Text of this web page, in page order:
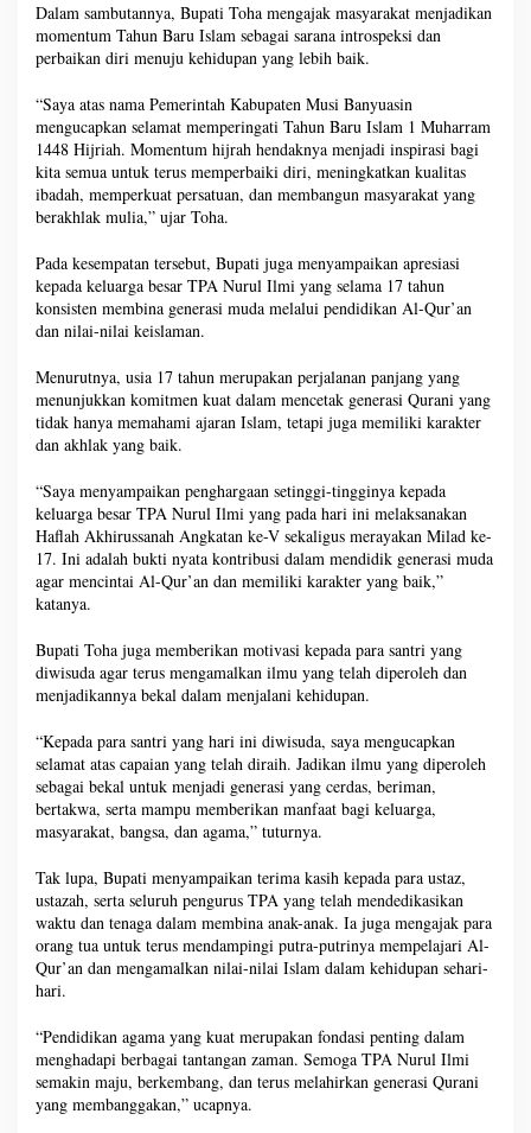
Dalam sambutannya, Bupati Toha mengajak masyarakat menjadikan
momentum Tahun Baru Islam sebagai sarana introspeksi dan
perbaikan diri menuju kehidupan yang lebih baik.
“Saya atas nama Pemerintah Kabupaten Musi Banyuasin
mengucapkan selamat memperingati Tahun Baru Islam 1 Muharram
1448 Hijriah. Momentum hijrah hendaknya menjadi inspirasi bagi
kita semua untuk terus memperbaiki diri, meningkatkan kualitas
ibadah, memperkuat persatuan, dan membangun masyarakat yang
berakhlak mulia,” ujar Toha.
Pada kesempatan tersebut, Bupati juga menyampaikan apresiasi
kepada keluarga besar TPA Nurul Ilmi yang selama 17 tahun
konsisten membina generasi muda melalui pendidikan Al-Qur’an
dan nilai-nilai keislaman.
Menurutnya, usia 17 tahun merupakan perjalanan panjang yang
menunjukkan komitmen kuat dalam mencetak generasi Qurani yang
tidak hanya memahami ajaran Islam, tetapi juga memiliki karakter
dan akhlak yang baik.
“Saya menyampaikan penghargaan setinggi-tingginya kepada
keluarga besar TPA Nurul Ilmi yang pada hari ini melaksanakan
Haflah Akhirussanah Angkatan ke-V sekaligus merayakan Milad ke-
17. Ini adalah bukti nyata kontribusi dalam mendidik generasi muda
agar mencintai Al-Qur’an dan memiliki karakter yang baik,”
katanya.
Bupati Toha juga memberikan motivasi kepada para santri yang
diwisuda agar terus mengamalkan ilmu yang telah diperoleh dan
menjadikannya bekal dalam menjalani kehidupan.
“Kepada para santri yang hari ini diwisuda, saya mengucapkan
selamat atas capaian yang telah diraih. Jadikan ilmu yang diperoleh
sebagai bekal untuk menjadi generasi yang cerdas, beriman,
bertakwa, serta mampu memberikan manfaat bagi keluarga,
masyarakat, bangsa, dan agama,” tuturnya.
Tak lupa, Bupati menyampaikan terima kasih kepada para ustaz,
ustazah, serta seluruh pengurus TPA yang telah mendedikasikan
waktu dan tenaga dalam membina anak-anak. Ia juga mengajak para
orang tua untuk terus mendampingi putra-putrinya mempelajari Al-
Qur’an dan mengamalkan nilai-nilai Islam dalam kehidupan sehari-
hari.
“Pendidikan agama yang kuat merupakan fondasi penting dalam
menghadapi berbagai tantangan zaman. Semoga TPA Nurul Ilmi
semakin maju, berkembang, dan terus melahirkan generasi Qurani
yang membanggakan,” ucapnya.